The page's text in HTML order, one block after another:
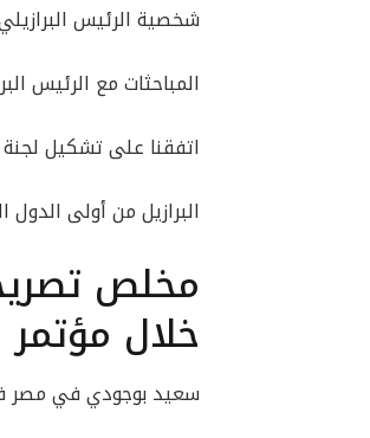
شخصية الرئيس
المباحثات مع الرئيس
اتفقنا على تشكيل
البرازيل من أولى
مخلص
خلال
سعيد بوجودي في مصر